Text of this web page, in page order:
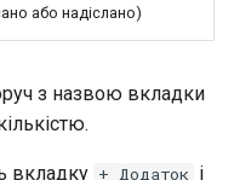
або надіслано)
з назвою вкладки
вкладку + Додаток і